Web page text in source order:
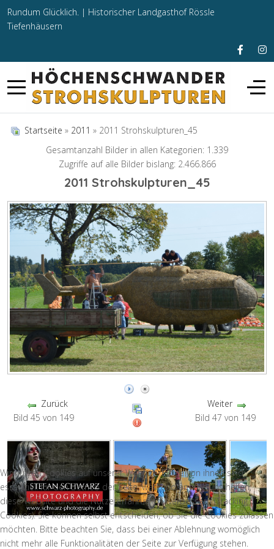
Rundum Glücklich. | Historischer Landgasthof Rössle
Tiefenhäusern
Startseite » 2011 » 2011 Strohskulpturen_45
Gesamtanzahl Bilder in allen Kategorien: 1.339
Zugriffe auf alle Bilder bislang: 2.466.866
2011 Strohskulpturen_45
Zurück
Bild 45 von 149
Weiter
Bild 47 von 149
Wir nutzen Cookies auf unserer Website. Einige von ihnen sind
essenziell für den Betrieb der Seite, während andere uns helfen,
diese Website und die Nutzererfahrung zu verbessern (Tracking
Cookies). Sie können selbst entscheiden, ob Sie die Cookies zulassen
möchten. Bitte beachten Sie, dass bei einer Ablehnung womöglich
nicht mehr alle Funktionalitäten der Seite zur Verfügung stehen.